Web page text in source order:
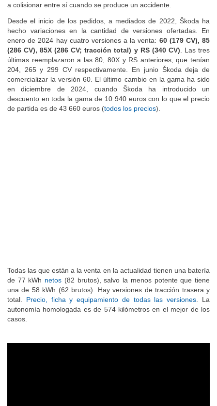
Desde el inicio de los pedidos, a mediados de 2022, Škoda ha
hecho variaciones en la cantidad de versiones ofertadas.
En
enero de 2024 hay cuatro versiones a la venta: 60 (179 CV), 85
(286 CV), 85X (286 CV; tracción total) y RS (340 CV) . Las tres
últimas reemplazaron a las 80, 80X y RS anteriores, que tenían
204, 265 y 299 CV respectivamente. En junio Škoda deja de
comercializar la versión 60. El último cambio en la gama ha sido
en diciembre de 2024, cuando Škoda ha introducido un
descuento en toda la gama de 10 940 euros con lo que el precio
de partida es de 43 660 euros (todos los precios).
Todas las que están a la venta en la actualidad tienen una batería
de 77 kWh netos (82 brutos), salvo la menos potente que tiene
una de 58 kWh (62 brutos). Hay versiones de tracción trasera y
total. Precio, ficha y equipamiento de todas las versiones . La
autonomía homologada es de 574 kilómetros en el mejor de los
casos.
a colisionar entre sí cuando se produce un accidente.